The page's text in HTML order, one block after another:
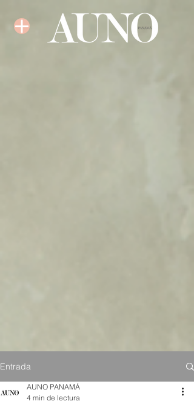
Entrada
AUNO PANAMÁ
4 min de lectura